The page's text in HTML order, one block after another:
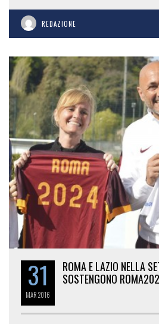
REDAZIONE
31
MAR2016
ROMA E LAZIO NELLA
SOSTENGONO